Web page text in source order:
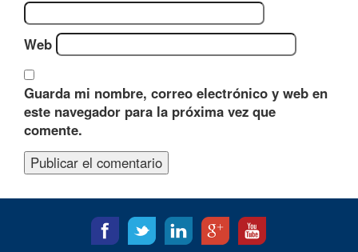
Web
Guarda mi nombre, correo electrónico y web en
este navegador para la próxima vez que
comente.